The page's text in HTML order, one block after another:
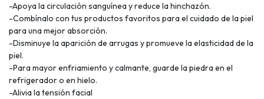
-Apoya la circulación sanguínea y reduce la hinchazón.
-Combínalo con tus productos favoritos para el cuidado de la piel
para una mejor absorción.
-Disminuye la aparición de arrugas y promueve la elasticidad de la
piel.
-Para mayor enfriamiento y calmante, guarde la piedra en el
refrigerador o en hielo.
-Alivia la tensión facial